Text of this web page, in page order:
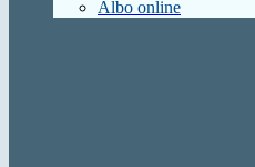
Albo online